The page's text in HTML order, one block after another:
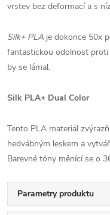
vrstev bez deformací a s
Silk+ PLA je dokonce 50x
fantastickou odolnost
by se lámal.
Silk PLA+ Dual Color
Tento PLA materiál
hedvábným leskem a
Barevné tóny měnící se o
Parametry produktu